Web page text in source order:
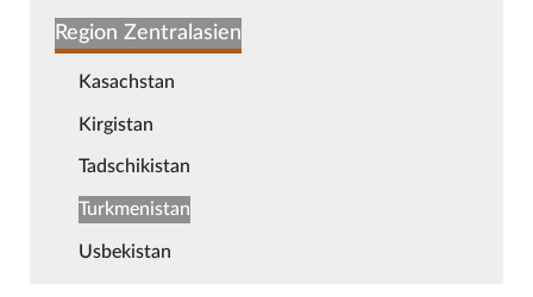
Region Zentralasien
Kasachstan
Kirgistan
Tadschikistan
Turkmenistan
Usbekistan